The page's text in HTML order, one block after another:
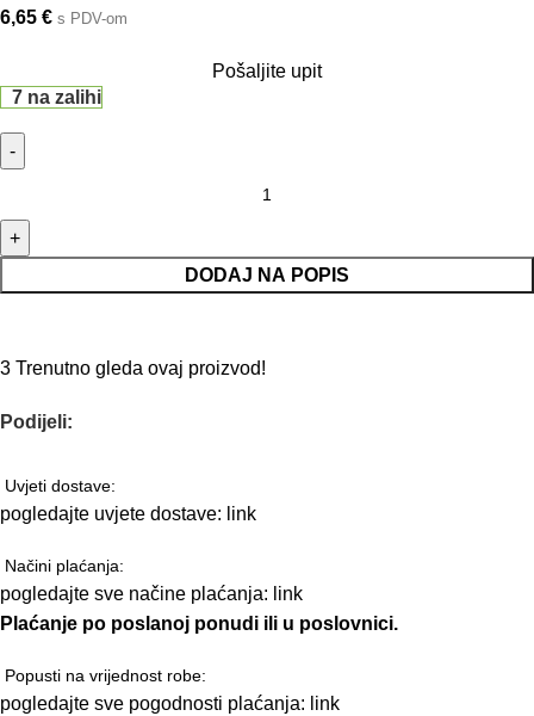
6,65 € s PDV-om
Pošaljite upit
7 na zalihi
DODAJ NA POPIS
3 Trenutno gleda ovaj proizvod!
Podijeli:
Uvjeti dostave:
pogledajte uvjete dostave: link
Načini plaćanja:
pogledajte sve načine plaćanja: link
Plaćanje po poslanoj ponudi ili u poslovnici.
Popusti na vrijednost robe:
pogledajte sve pogodnosti plaćanja: link